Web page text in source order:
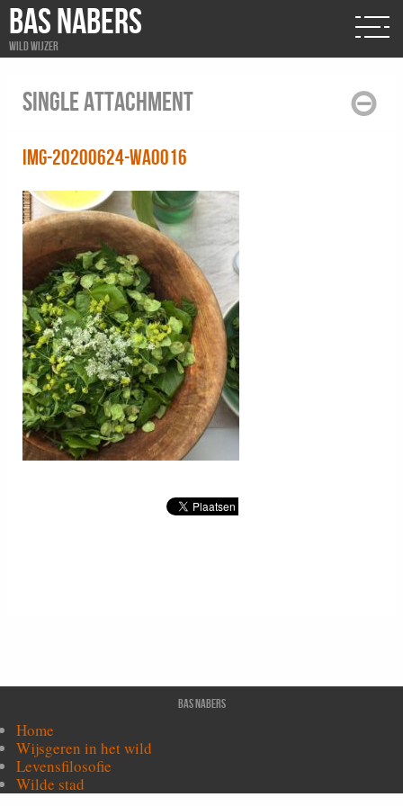
BAS NABERS
Wild wijzer
Single attachment
IMG-20200624-WA0016
Bas Nabers
Home
Wijsgeren in het wild
Levensfilosofie
Wilde stad